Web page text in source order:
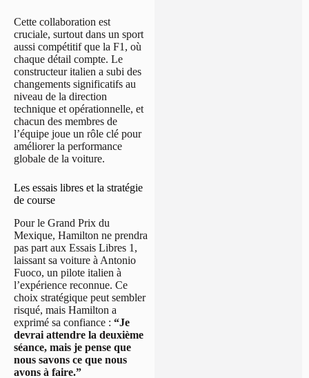
Cette collaboration est
cruciale, surtout dans un sport
aussi compétitif que la F1, où
chaque détail compte. Le
constructeur italien a subi des
changements significatifs au
niveau de la direction
technique et opérationnelle, et
chacun des membres de
l’équipe joue un rôle clé pour
améliorer la performance
globale de la voiture.
Les essais libres et la stratégie
de course
Pour le Grand Prix du
Mexique, Hamilton ne prendra
pas part aux Essais Libres 1,
laissant sa voiture à Antonio
Fuoco, un pilote italien à
l’expérience reconnue. Ce
choix stratégique peut sembler
risqué, mais Hamilton a
exprimé sa confiance : “Je
devrai attendre la deuxième
séance, mais je pense que
nous savons ce que nous
avons à faire.”